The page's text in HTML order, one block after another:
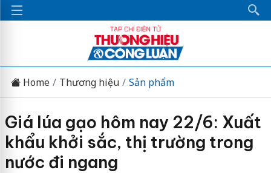
Home Thương hiệu Sản phẩm
Giá lúa gạo hôm nay 22/6: Xuất
khẩu khởi sắc, thị trường trong
nước đi ngang